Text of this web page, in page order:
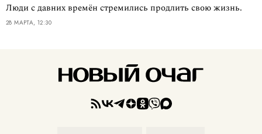
Люди с давних времён стремились продлить свою жизнь.
28 МАРТА, 12:30